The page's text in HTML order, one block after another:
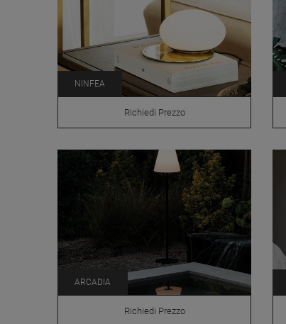
NINFEA
Richiedi Prezzo
ARCADIA
Richiedi Prezzo